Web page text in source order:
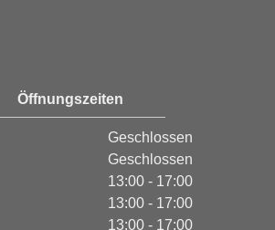
Öffnungszeiten
Geschlossen
Geschlossen
13:00 - 17:00
13:00 - 17:00
13:00 - 17:00